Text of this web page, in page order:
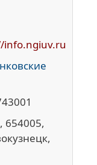
info.ngiuv.ru
654005,